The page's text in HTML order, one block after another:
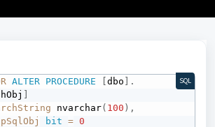
ALTER PROCEDURE [dbo ] .
]
nvarchar( 100 ) ,
bit = 0
SQL